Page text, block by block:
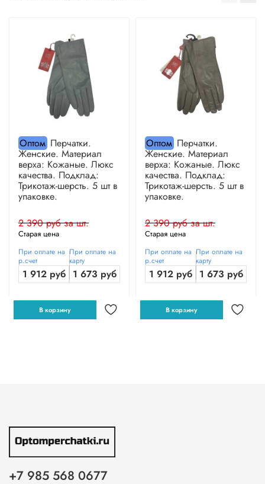
ОптомПерчатки.
Женские. Материал
верха: Кожаные. Люкс
качества. Подклад:
Трикотаж-шерсть. 5 шт в
упаковке.
2 390 руб за шт.
Старая цена
При оплате на
р.счет
1 912 руб
При оплате на
карту
1 673 руб
В корзину
ОптомПерчатки.
Женские. Материал
верха: Кожаные. Люкс
качества. Подклад:
Трикотаж-шерсть. 5 шт в
упаковке.
2 390 руб за шт.
Старая цена
При оплате на
р.счет
1 912 руб
При оплате на
карту
1 673 руб
В корзину
+7 985 568 0677